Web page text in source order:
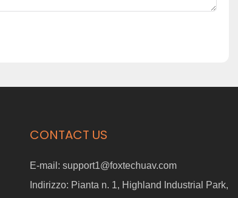
CONTACT US
E-mail: support1@foxtechuav.com
Indirizzo: Pianta n. 1, Highland Industrial Park,